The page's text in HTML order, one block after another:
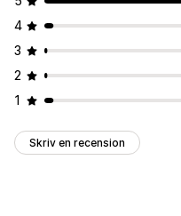
4
3
2
1
Skriv en recension